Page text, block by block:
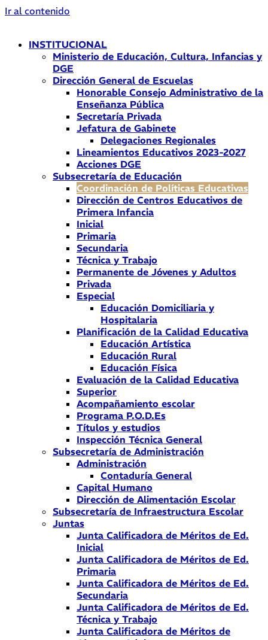
Ir al contenido
INSTITUCIONAL
Ministerio de Educación, Cultura, Infancias y
DGE
Dirección General de Escuelas
Honorable Consejo Administrativo de la
Enseñanza Pública
Secretaría Privada
Jefatura de Gabinete
Delegaciones Regionales
Lineamientos Educativos 2023-2027
Acciones DGE
Subsecretaría de Educación
Coordinación de Políticas Educativas
Dirección de Centros Educativos de
Primera Infancia
Inicial
Primaria
Secundaria
Técnica y Trabajo
Permanente de Jóvenes y Adultos
Privada
Especial
Educación Domiciliaria y
Hospitalaria
Planificación de la Calidad Educativa
Educación Artística
Educación Rural
Educación Física
Evaluación de la Calidad Educativa
Superior
Acompañamiento escolar
Programa P.O.D.Es
Títulos y estudios
Inspección Técnica General
Subsecretaría de Administración
Administración
Contaduría General
Capital Humano
Dirección de Alimentación Escolar
Subsecretaría de Infraestructura Escolar
Juntas
Junta Calificadora de Méritos de Ed.
Inicial
Junta Calificadora de Méritos de Ed.
Primaria
Junta Calificadora de Méritos de Ed.
Secundaria
Junta Calificadora de Méritos de Ed.
Técnica y Trabajo
Junta Calificadora de Méritos de